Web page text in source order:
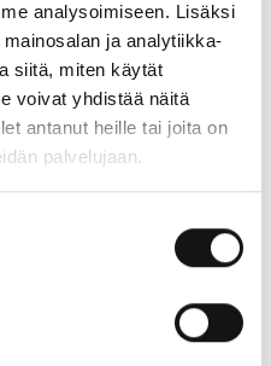
analysoimiseen. Lisäksi
ja analytiikka-
siitä, miten käytät
voivat yhdistää näitä
antanut heille tai joita on
palvelujaan.
on vuosia etsinyt
saariston, meren,
on hyvin
syvälle Patrickin
2018-2024. Helsingin
sekä kuvata, siellä